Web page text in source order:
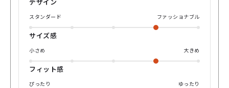
スタンダード ファッショナブル
サイズ感
小さめ 大きめ
フィット感
ぴったり ゆったり